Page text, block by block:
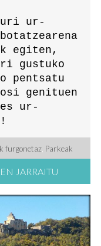
ur-
egiten,
gustuko
pentsatu
genituen
ur-
furgonetaz, Parkeak
JARRAITU